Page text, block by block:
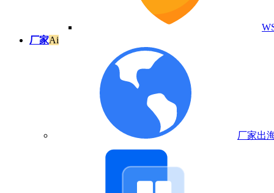
厂家Ai
厂家出